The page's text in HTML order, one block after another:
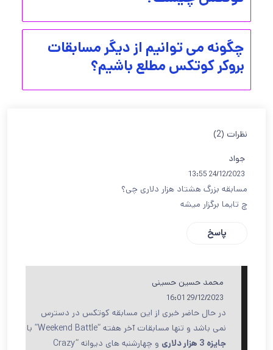
چگونه می توانیم از دیگر مسابقات
بروکر کوتکس مطلع باشیم؟
نظرات (2)
جواد
24/12/2023 13:55
مسابقه بزرگ هشتاد هزار دلاری چی؟
چ تایما برگزار میشه
پاسخ
محمد حسین حسینی
29/12/2023 16:01
در حال حاضر خبری از این مسابقه کوتکس در دسترس
نمی باشد و تنها مسابقات آخر هفته “Weekend Battle” با
جایزه 3 هزار دلاری
و چهارشنبه های دیوانه “Crazy